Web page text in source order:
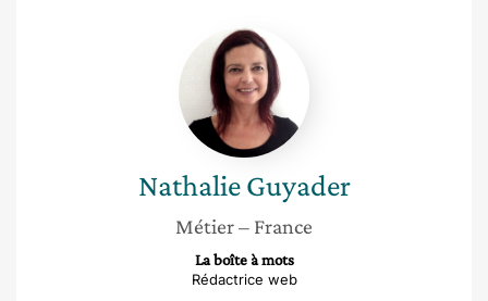
Nathalie
Guyader
Nathalie Guyader
Métier– France
La boîte à mots
Rédactrice web